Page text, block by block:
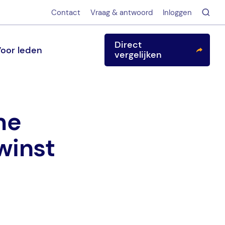
Contact Vraag & antwoord Inloggen
leden
Direct
vergelijken